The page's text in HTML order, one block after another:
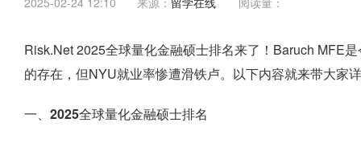
Risk.Net 2025全球量化金融硕士排名来了！Baruch MFE
的存在，但NYU就业率惨遭滑铁卢。以下内容就来带大家
一、2025全球量化金融硕士排名